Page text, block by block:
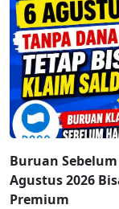
Buruan
Agustus 2026
Premium